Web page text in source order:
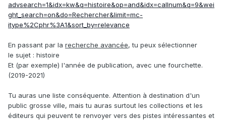
advsearch=1&idx=kw&q=histoire&op=and&idx=callnum&q=9&wei
ght_search=on&do=Rechercher&limit=mc-
itype%2Cphr%3A1&sort_by=relevance
En passant par la recherche avancée, tu peux sélectionner
le sujet : histoire
Et (par exemple) l'année de publication, avec une fourchette.
(2019-2021)
Tu auras une liste conséquente. Attention à destination d'un
public grosse ville, mais tu auras surtout les collections et les
éditeurs qui peuvent te renvoyer vers des pistes intéressantes et